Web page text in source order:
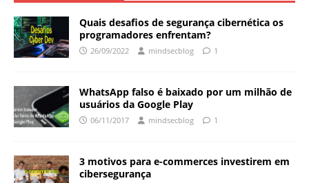
Quais desafios de segurança cibernética os
programadores enfrentam?
26/09/2022 mindsecblog 1
WhatsApp falso é baixado por um milhão de
usuários da Google Play
06/11/2017 mindsecblog 1
3 motivos para e-commerces investirem em
cibersegurança